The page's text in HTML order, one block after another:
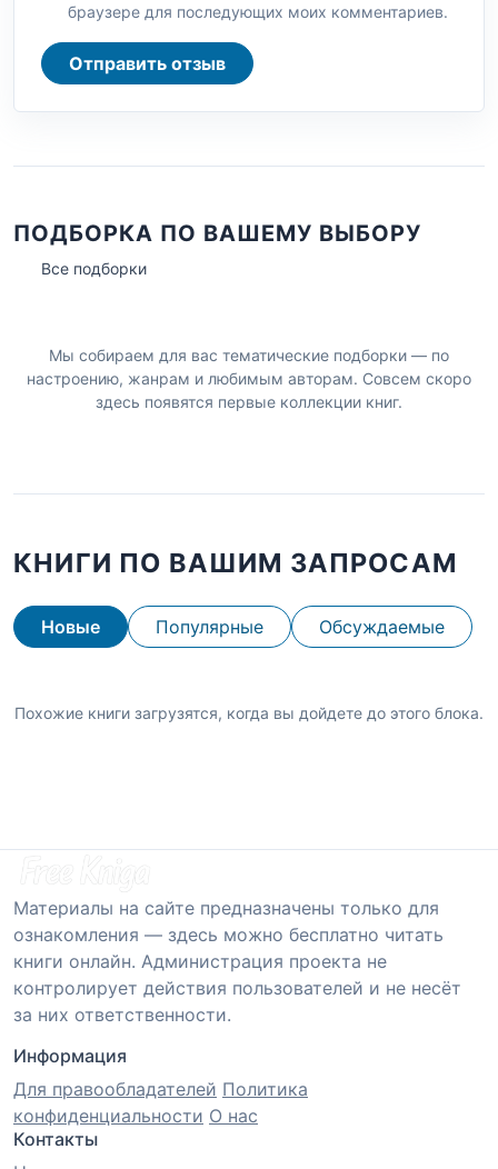
браузере для последующих моих комментариев.
Отправить отзыв
ПОДБОРКА ПО ВАШЕМУ ВЫБОРУ
Все подборки
Мы собираем для вас тематические подборки — по
настроению, жанрам и любимым авторам. Совсем скоро
здесь появятся первые коллекции книг.
КНИГИ ПО ВАШИМ ЗАПРОСАМ
Новые Популярные Обсуждаемые
Похожие книги загрузятся, когда вы дойдете до этого блока.
Материалы на сайте предназначены только для
ознакомления — здесь можно бесплатно читать
книги онлайн. Администрация проекта не
контролирует действия пользователей и не несёт
за них ответственности.
Информация
Для правообладателей Политика
конфиденциальности О нас
Контакты